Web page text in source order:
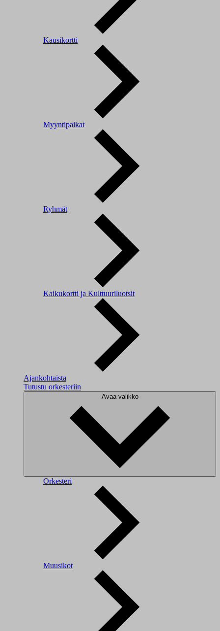
Kausikortti
Myyntipaikat
Ryhmät
Kaikukortti ja Kulttuuriluotsit
Ajankohtaista
Tutustu orkesteriin
Avaa valikko
Orkesteri
Muusikot